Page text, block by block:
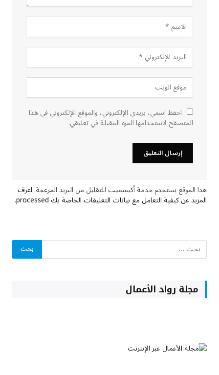
احفظ اسمي، بريدي الإلكتروني، والموقع الإلكتروني في هذا
المتصفح لاستخدامها المرة المقبلة في تعليقي.
هذا الموقع يستخدم خدمة أكيسميت للتقليل من البريد المزعجة.اعرف
المزيد عن كيفية التعامل مع بيانات التعليقات الخاصة بك processed .
مجلة رواد الأعمال